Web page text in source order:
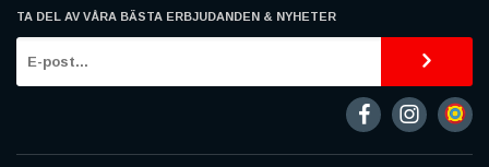
TA DEL AV VÅRA BÄSTA ERBJUDANDEN & NYHETER